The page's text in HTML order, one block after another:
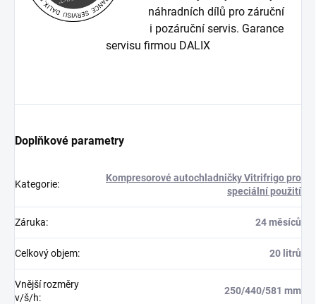
náhradních dílů pro záruční
i pozáruční servis. Garance
servisu firmou DALIX
Doplňkové parametry
Kategorie:
Kompresorové autochladničky Vitrifrigo pro
speciální použití
Záruka: 24 měsíců
Celkový objem: 20 litrů
Vnější rozměry
v/š/h:
250/440/581 mm